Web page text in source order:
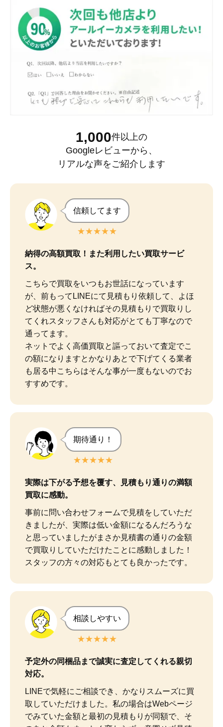
1,000件以上の
Googleレビューから、
リアルな声をご紹介します
信頼してます
★★★★★
納得の高額買取！また利用したい買取サービ
ス。
こちらで買取をいつもお世話になっています
が、前もってLINEにて見積もり依頼して、よほ
ど状態が悪くなければその見積もりで買取りし
てくれスタッフさんも対応がとても丁寧なので
通ってます。
ネットでよく高価買取と謳っておいて査定でこ
の額になりますとかなりあとで下げてくる業者
も居る中こちらはそんな事が一度もないのでお
すすめです。
期待通り！
★★★★★
実際は下がる予想を覆す、見積もり通りの満額
買取に感動。
事前に問い合わせフォームで見積をしていただ
きましたが、実際は低い金額になるんだろうな
と思っていましたがまさか見積書の通りの金額
で買取りしていただけたことに感動しました！
スタッフの方々の対応もとても良かったです。
相談しやすい
★★★★★
予定外の同梱品まで誠実に査定してくれる親切
対応。
LINEで気軽にご相談でき、かなりスムーズに買
取していただけました。私の場合はWebページ
でみていた金額と最初の見積もりが同額で、そ